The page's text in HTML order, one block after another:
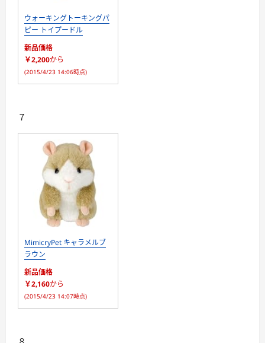
ウォーキングトーキングパ
ピー トイプードル
新品価格
￥2,200から
(2015/4/23 14:06時点)
７
MimicryPet キャラメルブ
ラウン
新品価格
￥2,160から
(2015/4/23 14:07時点)